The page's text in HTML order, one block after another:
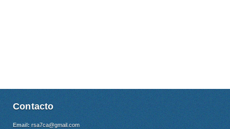
Contacto
Email: rsa7ca@gmail.com